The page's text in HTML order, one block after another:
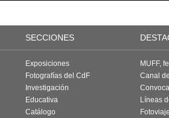
SECCIONES
Exposiciones
Fotografías del CdF
Investigación
Educativa
Catálogo
MUFF,
Canal
Líneas